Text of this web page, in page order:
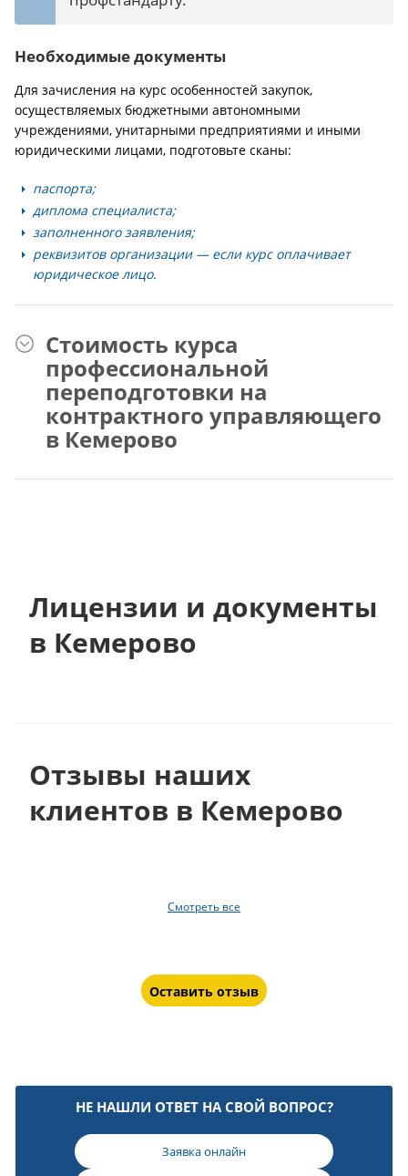
Необходимые документы
Для зачисления на курс особенностей закупок,
осуществляемых бюджетными автономными
учреждениями, унитарными предприятиями и иными
юридическими лицами, подготовьте сканы:
паспорта;
диплома специалиста;
заполненного заявления;
реквизитов организации — если курс оплачивает
юридическое лицо.
Стоимость курса
профессиональной
переподготовки на
контрактного управляющего
в Кемерово
Лицензии и документы
в Кемерово
Отзывы наших
клиентов в Кемерово
Смотреть все
Оставить отзыв
НЕ НАШЛИ ОТВЕТ НА СВОЙ ВОПРОС?
Заявка онлайн